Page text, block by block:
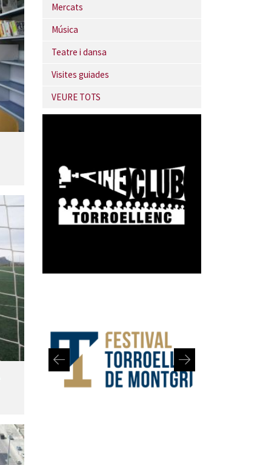
Mercats
Música
Teatre i dansa
Visites guiades
VEURE TOTS